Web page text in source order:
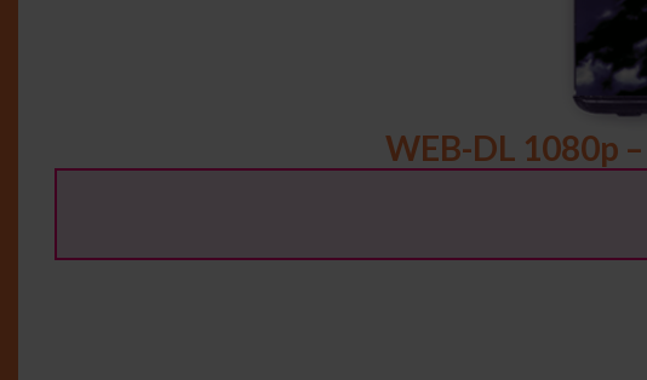
WEB-DL 1080p